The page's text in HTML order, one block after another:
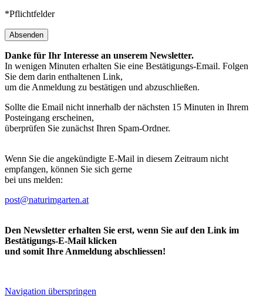
*Pflichtfelder
Absenden
Danke für Ihr Interesse an unserem Newsletter.
In wenigen Minuten erhalten Sie eine Bestätigungs-Email. Folgen
Sie dem darin enthaltenen Link,
um die Anmeldung zu bestätigen und abzuschließen.
Sollte die Email nicht innerhalb der nächsten 15 Minuten in Ihrem
Posteingang erscheinen,
überprüfen Sie zunächst Ihren Spam-Ordner.
Wenn Sie die angekündigte E-Mail in diesem Zeitraum nicht
empfangen, können Sie sich gerne
bei uns melden:
post@naturimgarten.at
Den Newsletter erhalten Sie erst, wenn Sie auf den Link im
Bestätigungs-E-Mail klicken
und somit Ihre Anmeldung abschliessen!
Navigation überspringen